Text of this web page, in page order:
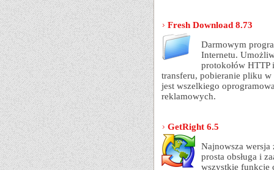
Fresh Download 8.73
Darmowym
Internetu.
protokołów HTTP
transferu, pobieranie pliku
jest wszelkiego
reklamowych.
GetRight 6.5
Najnowsza wersja
prosta obsługa i
wszystkie funkcje